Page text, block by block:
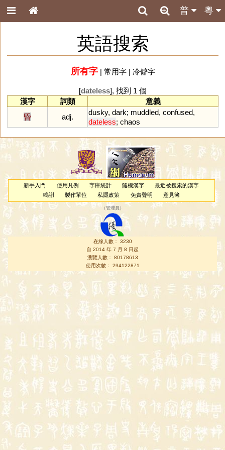
粵
普
英語搜索
所有字| 常用字| 冷僻字
[dateless], 找到 1 個
漢字
詞類
意義
昏
adj.
dusky, dark; muddled, confused,
dateless; chaos
新手入門 使用凡例 字庫統計 隨機漢字
最近被搜索的漢字
鳴謝
製作單位 私隱政策 免責聲明 意見簿
（管理員 ）
在線人數： 3230
自 2014 年 7 月 8 日起
瀏覽人數： 80178613
使用次數： 294122871